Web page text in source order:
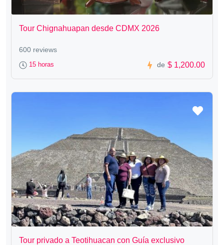
Tour Chignahuapan desde CDMX 2026
600 reviews
15 horas de $ 1,200.00
Tour privado a Teotihuacan con Guía exclusivo